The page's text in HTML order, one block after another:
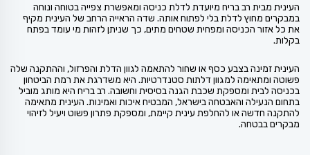
העינית מבית רב בריח מיועדת לדלת כניסה ומאפשרת צפייה בטוחה ונוחה
במבקרים מחוץ לדלת בלי לפתוח אותה. שדה הראייה הרחב של העינית מקיף
את כל אזור הכניסה ומפחית שטחים מתים, כך שניתן לזהות מי עומד בפתח
בקלות.
העינית זמינה בצבע כסף או שחור להתאמה לגוון הדלת והפרזול, וההתקנה שלה
פשוטה ומתאימה למגוון דלתות סטנדרטיות. היא משדרגת את רמת הביטחון
בכניסה לבית ומספקת שכבת הגנה בסיסית וחשובה. רב בריח היא מותג מוביל
בתחום הנעילה והאבטחה בישראל, המבטיח איכות ואמינות. העינית מתאימה
להתקנה חדשה או להחלפת עינית קיימת, ומספקת פתרון פשוט ויעיל לזיהוי
מבקרים בבטחה.